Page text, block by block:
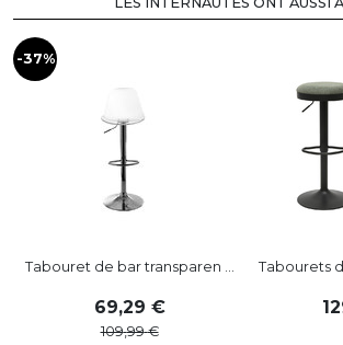
-37%
Tabouret de bar transparen ...
69,29
109,99
Tabourets